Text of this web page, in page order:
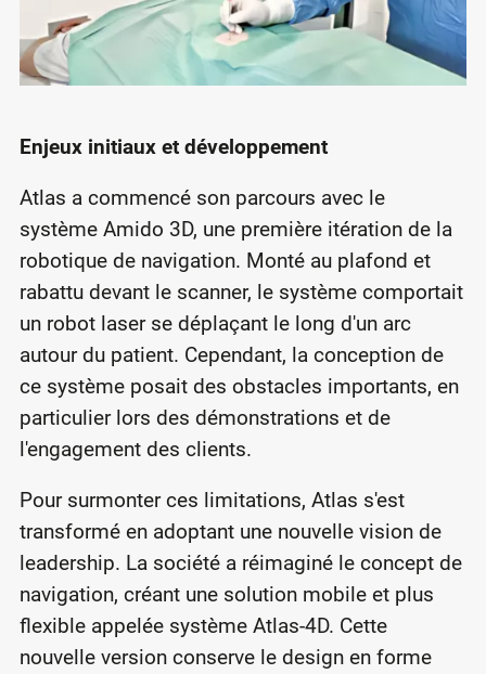
Enjeux initiaux et développement
Atlas a commencé son parcours avec le
système Amido 3D, une première itération de la
robotique de navigation. Monté au plafond et
rabattu devant le scanner, le système comportait
un robot laser se déplaçant le long d'un arc
autour du patient. Cependant, la conception de
ce système posait des obstacles importants, en
particulier lors des démonstrations et de
l'engagement des clients.
Pour surmonter ces limitations, Atlas s'est
transformé en adoptant une nouvelle vision de
leadership. La société a réimaginé le concept de
navigation, créant une solution mobile et plus
flexible appelée système Atlas-4D. Cette
nouvelle version conserve le design en forme